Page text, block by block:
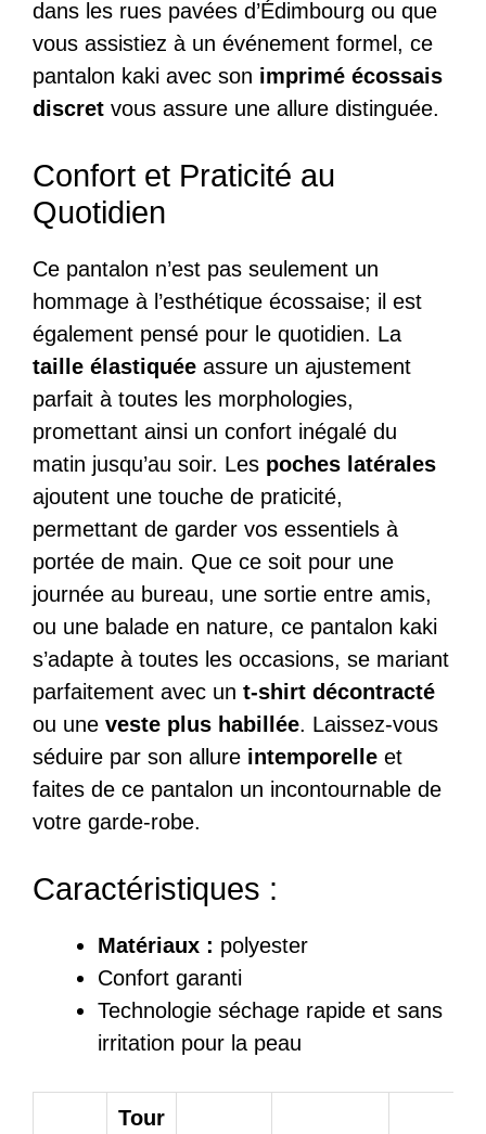
dans les rues pavées d’Édimbourg ou que
vous assistiez à un événement formel, ce
pantalon kaki avec son imprimé écossais
discret vous assure une allure distinguée.
Confort et Praticité au
Quotidien
Ce pantalon n’est pas seulement un
hommage à l’esthétique écossaise; il est
également pensé pour le quotidien. La
taille élastiquée assure un ajustement
parfait à toutes les morphologies,
promettant ainsi un confort inégalé du
matin jusqu’au soir. Les poches latérales
ajoutent une touche de praticité,
permettant de garder vos essentiels à
portée de main. Que ce soit pour une
journée au bureau, une sortie entre amis,
ou une balade en nature, ce pantalon kaki
s’adapte à toutes les occasions, se mariant
parfaitement avec un t-shirt décontracté
ou une veste plus habillée. Laissez-vous
séduire par son allure intemporelle et
faites de ce pantalon un incontournable de
votre garde-robe.
Caractéristiques :
Matériaux : polyester
Confort garanti
Technologie séchage rapide et sans
irritation pour la peau
Tour